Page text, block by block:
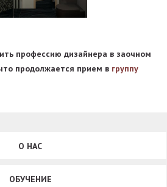
профессию дизайнера в заочном
продолжается прием в группу
О НАС
ОБУЧЕНИЕ